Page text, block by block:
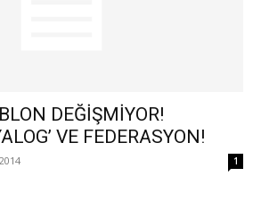
DEĞİŞMİYOR!
VE FEDERASYON!
1